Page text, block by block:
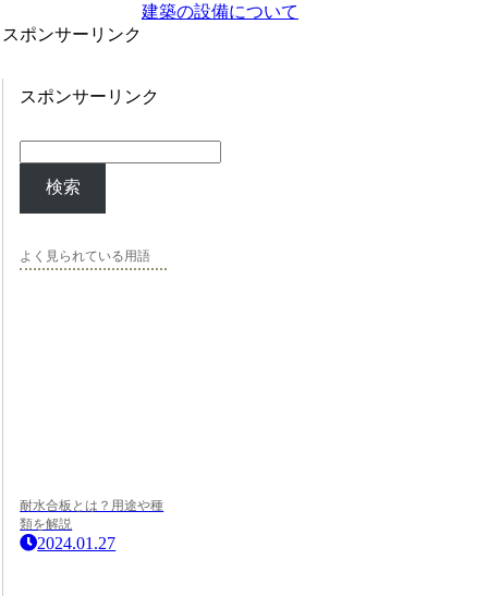
建築の設備について
スポンサーリンク
スポンサーリンク
検索
よく見られている用語
耐水合板とは？用途や種
類を解説
2024.01.27